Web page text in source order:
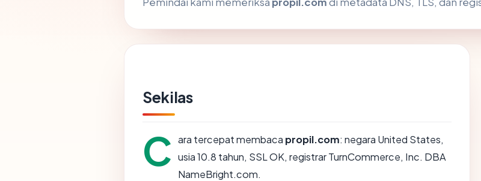
Sekilas
C ara tercepat membaca propil.com: negara United States,
usia 10.8 tahun, SSL OK, registrar TurnCommerce, Inc. DBA
NameBright.com.